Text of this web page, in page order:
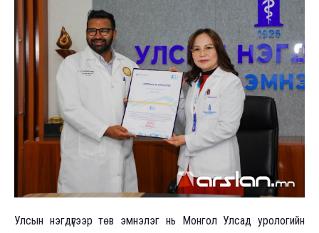
Улсын нэгдүгээр төв эмнэлэг нь Монгол Улсад урологийн